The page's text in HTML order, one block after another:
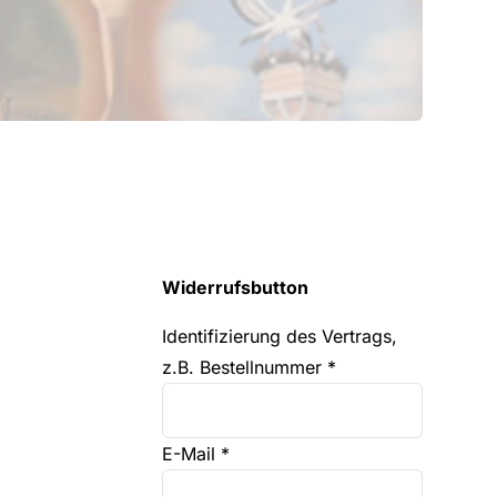
Widerrufsbutton
Identifizierung des Vertrags,
z.B. Bestellnummer *
E-Mail *